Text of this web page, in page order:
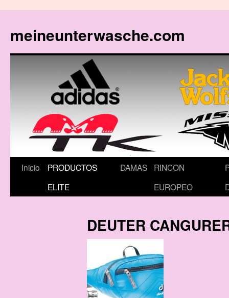
meineunterwasche.com
Saltar
Inicio
PRODUCTOS
ELITE
DAMAS
RINCON
EUROPEO
DEUTER